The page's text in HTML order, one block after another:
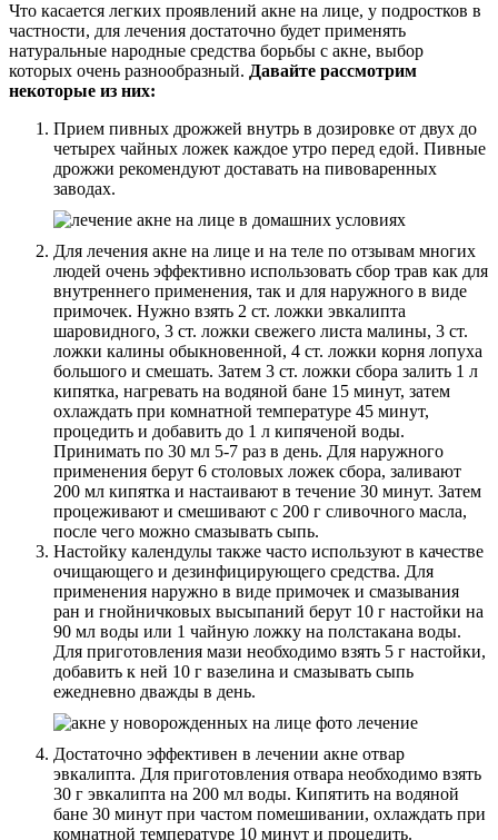
Что касается легких проявлений акне на лице, у подростков в
частности, для лечения достаточно будет применять
натуральные народные средства борьбы с акне, выбор
которых очень разнообразный. Давайте рассмотрим
некоторые из них:
Прием пивных дрожжей внутрь в дозировке от двух до
четырех чайных ложек каждое утро перед едой. Пивные
дрожжи рекомендуют доставать на пивоваренных
заводах.
Для лечения акне на лице и на теле по отзывам многих
людей очень эффективно использовать сбор трав как для
внутреннего применения, так и для наружного в виде
примочек. Нужно взять 2 ст. ложки эвкалипта
шаровидного, 3 ст. ложки свежего листа малины, 3 ст.
ложки калины обыкновенной, 4 ст. ложки корня лопуха
большого и смешать. Затем 3 ст. ложки сбора залить 1 л
кипятка, нагревать на водяной бане 15 минут, затем
охлаждать при комнатной температуре 45 минут,
процедить и добавить до 1 л кипяченой воды.
Принимать по 30 мл 5-7 раз в день. Для наружного
применения берут 6 столовых ложек сбора, заливают
200 мл кипятка и настаивают в течение 30 минут. Затем
процеживают и смешивают с 200 г сливочного масла,
после чего можно смазывать сыпь.
Настойку календулы также часто используют в качестве
очищающего и дезинфицирующего средства. Для
применения наружно в виде примочек и смазывания
ран и гнойничковых высыпаний берут 10 г настойки на
90 мл воды или 1 чайную ложку на полстакана воды.
Для приготовления мази необходимо взять 5 г настойки,
добавить к ней 10 г вазелина и смазывать сыпь
ежедневно дважды в день.
Достаточно эффективен в лечении акне отвар
эвкалипта. Для приготовления отвара необходимо взять
30 г эвкалипта на 200 мл воды. Кипятить на водяной
бане 30 минут при частом помешивании, охлаждать при
комнатной температуре 10 минут и процедить.